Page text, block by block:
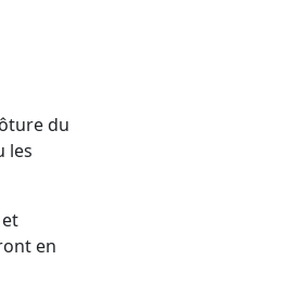
du
les
en